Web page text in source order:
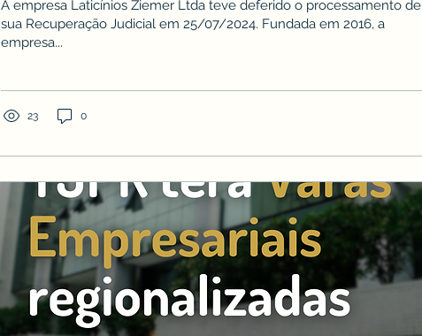
A empresa Laticínios Ziemer Ltda teve deferido o processamento de
sua Recuperação Judicial em 25/07/2024. Fundada em 2016, a
empresa...
23 0